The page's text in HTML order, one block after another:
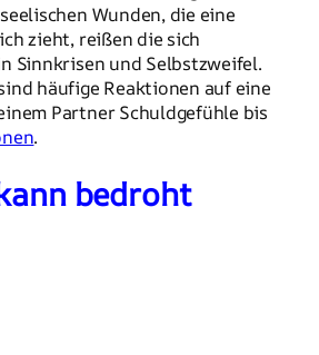
Wunden, die eine
zieht, reißen die sich
Sinnkrisen und Selbstzweifel.
häufige Reaktionen auf eine
Partner Schuldgefühle bis
.
bedroht